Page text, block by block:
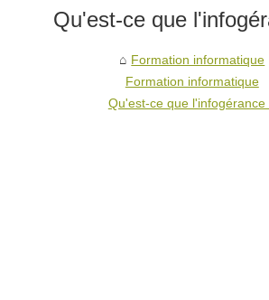
Qu'est-ce que
Formation informatique
Formation informatique
Qu'est-ce que l'infogérance